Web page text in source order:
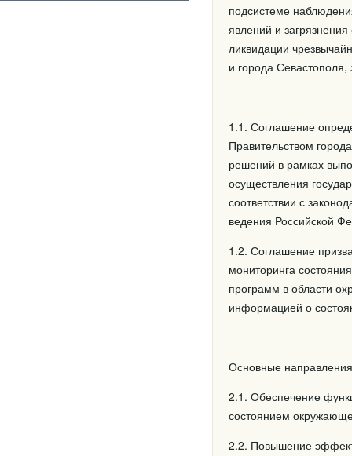
подсистеме
явлений и
ликвидации
и города
1.1. Соглашение
Правительством
решений в рамках
осуществления
соответствии с
ведения Российской
1.2. Соглашение
мониторинга
программ в области
информацией о
Основные
2.1. Обеспечение
состоянием
2.2. Повышение